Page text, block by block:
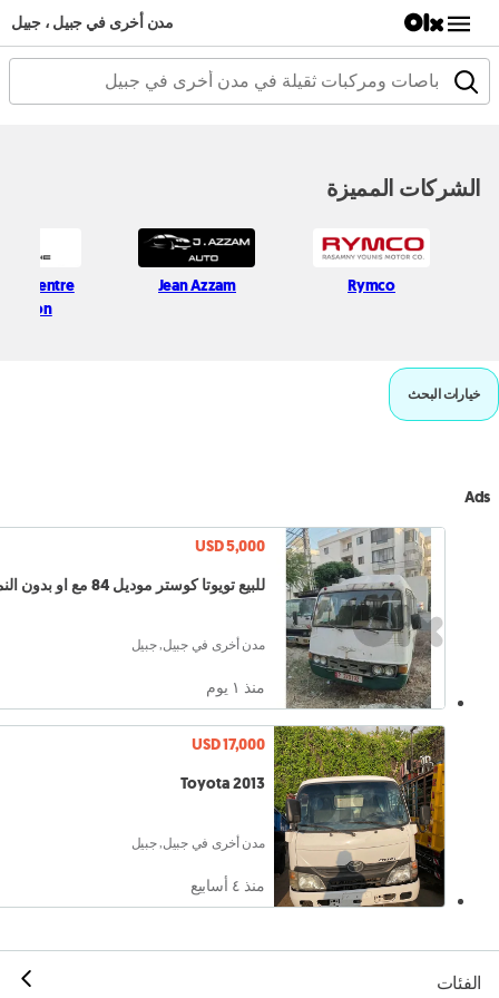
مدن أخرى في جبيل ، جبيل
الشركات المميزة
Rymco
Jean Azzam
Centre
خيارات البحث
Ads
USD 5,000
للبيع تويوتا كوستر موديل 84 مع او بدون النمرة
مدن أخرى في جبيل, جبيل
منذ ١ يوم
USD 17,000
Toyota 2013
مدن أخرى في جبيل, جبيل
منذ ٤ أسابيع
الفئات